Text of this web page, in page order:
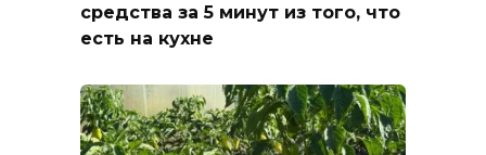
средства за 5 минут из того, что
есть на кухне